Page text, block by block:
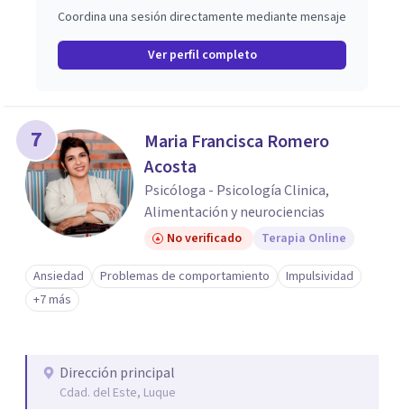
Coordina una sesión directamente mediante mensaje
Ver perfil completo
7
Maria Francisca Romero
Acosta
Psicóloga - Psicología Clinica,
Alimentación y neurociencias
No verificado Terapia Online
Ansiedad Problemas de comportamiento
Impulsividad
+7 más
Dirección principal
Cdad. del Este, Luque